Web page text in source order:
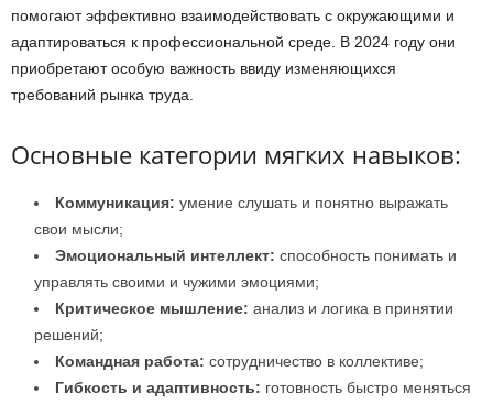
помогают эффективно взаимодействовать с окружающими и
адаптироваться к профессиональной среде. В 2024 году они
приобретают особую важность ввиду изменяющихся
требований рынка труда.
Основные категории мягких навыков:
Коммуникация: умение слушать и понятно выражать
свои мысли;
Эмоциональный интеллект: способность понимать и
управлять своими и чужими эмоциями;
Критическое мышление: анализ и логика в принятии
решений;
Командная работа: сотрудничество в коллективе;
Гибкость и адаптивность: готовность быстро меняться